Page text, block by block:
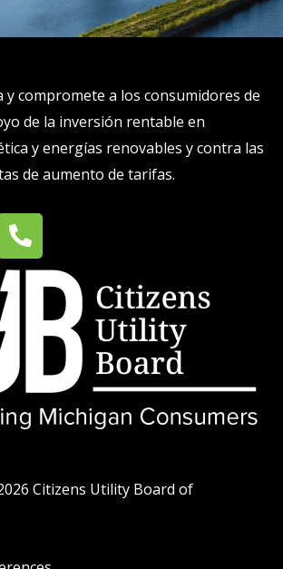
y compromete a los consumidores de
de la inversión rentable en
y energías renovables y contra las
de aumento de tarifas.
T
e
l
o
-
a
Citizens Utility Board of